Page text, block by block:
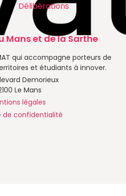
Délibérations
Mans et de la Sarthe
qui accompagne porteurs de
et étudiants à innover.
Demorieux
Le Mans
légales
de confidentialité